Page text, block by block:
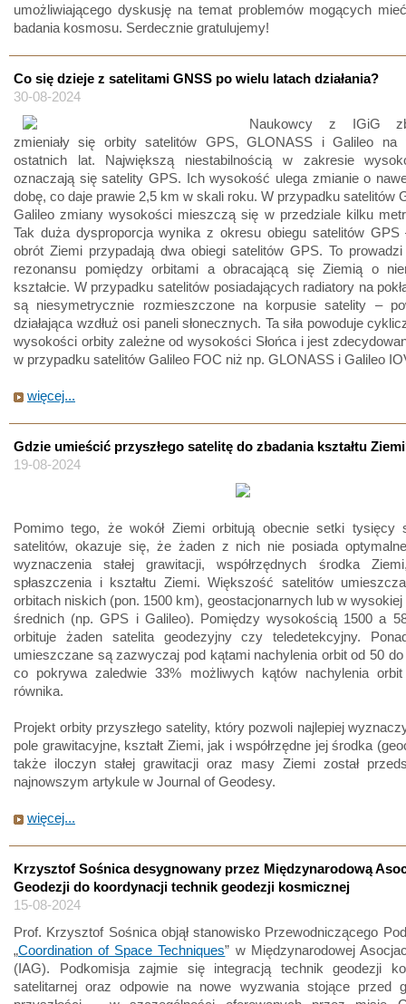
umożliwiającego dyskusję na temat problemów mogących
badania kosmosu. Serdecznie gratulujemy!
Co się dzieje z satelitami GNSS po wielu latach działania?
30-08-2024
Naukowcy z IGiG
zmieniały się orbity satelitów GPS, GLONASS i Galileo na
ostatnich lat. Największą niestabilnością w zakresie
oznaczają się satelity GPS. Ich wysokość ulega zmianie o
dobę, co daje prawie 2,5 km w skali roku. W przypadku satelitów
Galileo zmiany wysokości mieszczą się w przedziale kilku
Tak duża dysproporcja wynika z okresu obiegu satelitów GPS
obrót Ziemi przypadają dwa obiegi satelitów GPS. To
rezonansu pomiędzy orbitami a obracającą się Ziemią o
kształcie. W przypadku satelitów posiadających radiatory na
są niesymetrycznie rozmieszczone na korpusie satelity –
działająca wzdłuż osi paneli słonecznych. Ta siła powoduje
wysokości orbity zależne od wysokości Słońca i jest
w przypadku satelitów Galileo FOC niż np. GLONASS i Galileo
więcej...
Gdzie umieścić przyszłego satelitę do zbadania kształtu
19-08-2024
Pomimo tego, że wokół Ziemi orbitują obecnie setki tysięcy
satelitów, okazuje się, że żaden z nich nie posiada
wyznaczenia stałej grawitacji, współrzędnych środka
spłaszczenia i kształtu Ziemi. Większość satelitów
orbitach niskich (pon. 1500 km), geostacjonarnych lub w wysokiej
średnich (np. GPS i Galileo). Pomiędzy wysokością 1500 a
orbituje żaden satelita geodezyjny czy teledetekcyjny.
umieszczane są zazwyczaj pod kątami nachylenia orbit od 50 do
co pokrywa zaledwie 33% możliwych kątów nachylenia orbit
równika.
Projekt orbity przyszłego satelity, który pozwoli najlepiej
pole grawitacyjne, kształt Ziemi, jak i współrzędne jej środka
także iloczyn stałej grawitacji oraz masy Ziemi został
najnowszym artykule w Journal of Geodesy.
więcej...
Krzysztof Sośnica desygnowany przez Międzynarodową
Geodezji do koordynacji technik geodezji kosmicznej
15-08-2024
Prof. Krzysztof Sośnica objął stanowisko Przewodniczącego
„Coordination of Space Techniques” w Międzynarodowej
(IAG). Podkomisja zajmie się integracją technik geodezji
satelitarnej oraz odpowie na nowe wyzwania stojące przed